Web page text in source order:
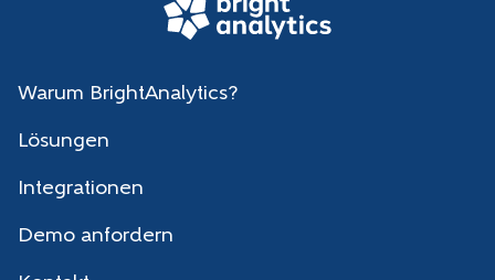
Warum BrightAnalytics?
Lösungen
Integrationen
Demo anfordern